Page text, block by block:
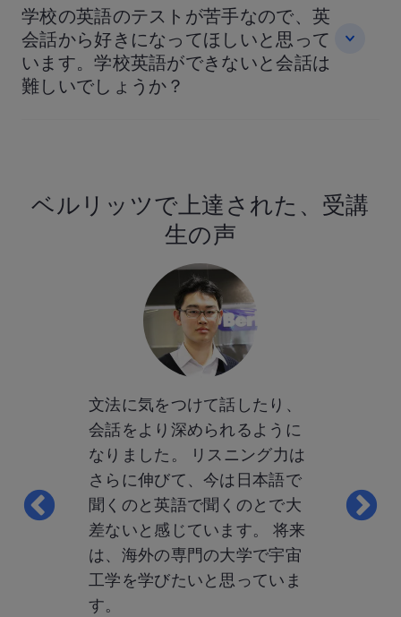
学校の英語のテストが苦手なので、英
会話から好きになってほしいと思って
います。学校英語ができないと会話は
難しいでしょうか？
ベルリッツで上達された、受講
生の声
いと母に
文法に気をつけて話したり、
会話をより深められるように
なりました。 リスニング力は
さらに伸びて、今は日本語で
聞くのと英語で聞くのとで大
差ないと感じています。 将来
は、海外の専門の大学で宇宙
工学を学びたいと思っていま
す。
コミュニ